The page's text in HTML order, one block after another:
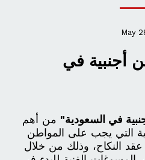
May
أجنبية في
في السعودية" من أهم
التي يجب على المواطن
عقد النكاح، وذلك من خلال